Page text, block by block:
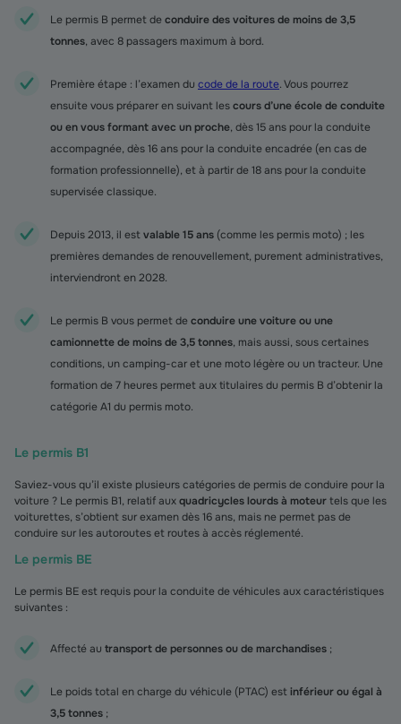
Le permis B permet deconduire des voitures de moins de 3,5
tonnes, avec 8 passagers maximum à bord.
Première étape : l’examen du code de la route. Vous pourrez
ensuite vous préparer en suivant lescours d’une école de conduite
ou en vous formant avec un proche, dès 15 ans pour la conduite
accompagnée, dès 16 ans pour la conduite encadrée (en cas de
formation professionnelle), et à partir de 18 ans pour la conduite
supervisée classique.
Depuis 2013, il estvalable 15 ans (comme les permis moto) ; les
premières demandes de renouvellement, purement administratives,
interviendront en 2028.
Le permis B vous permet deconduire une voiture ou une
camionnette de moins de 3,5 tonnes, mais aussi, sous certaines
conditions, un camping-car et une moto légère ou un tracteur. Une
formation de 7 heures permet aux titulaires du permis B d’obtenir la
catégorie A1 du permis moto.
Le permis B1
Saviez-vous qu’il existe plusieurs catégories de permis de conduire pour la
voiture ? Le permis B1, relatif auxquadricycles lourds à moteurtels que les
voiturettes, s’obtient sur examen dès 16 ans, mais ne permet pas de
conduire sur les autoroutes et routes à accès réglementé.
Le permis BE
Le permis BE est requis pour la conduite de véhicules aux caractéristiques
suivantes :
Affecté au transport de personnes ou de marchandises ;
Le poids total en charge du véhicule (PTAC) estinférieur ou égal à
3,5 tonnes ;